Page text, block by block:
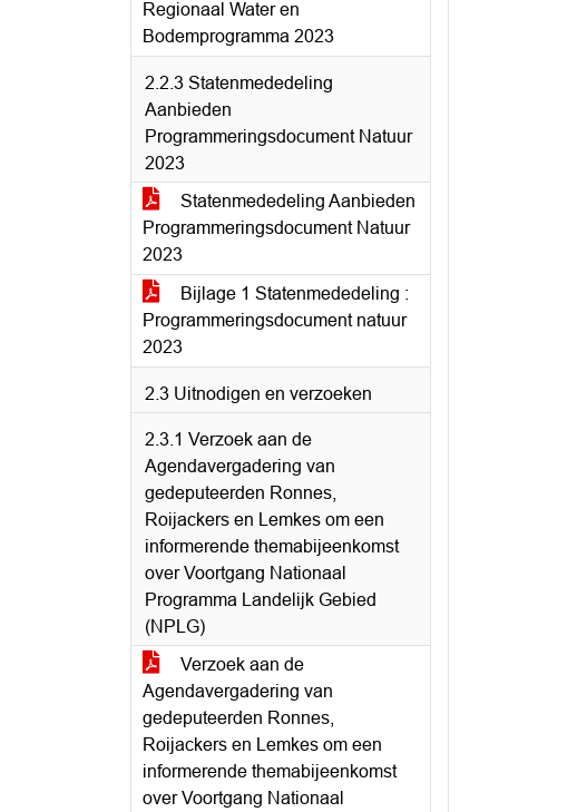
Regionaal Water en
Bodemprogramma 2023
2.2.3 Statenmededeling
Aanbieden
Programmeringsdocument Natuur
2023
Statenmededeling Aanbieden
Programmeringsdocument Natuur
2023
Bijlage 1 Statenmededeling :
Programmeringsdocument natuur
2023
2.3 Uitnodigen en verzoeken
2.3.1 Verzoek aan de
Agendavergadering van
gedeputeerden Ronnes,
Roijackers en Lemkes om een
informerende themabijeenkomst
over Voortgang Nationaal
Programma Landelijk Gebied
(NPLG)
Verzoek aan de
Agendavergadering van
gedeputeerden Ronnes,
Roijackers en Lemkes om een
informerende themabijeenkomst
over Voortgang Nationaal